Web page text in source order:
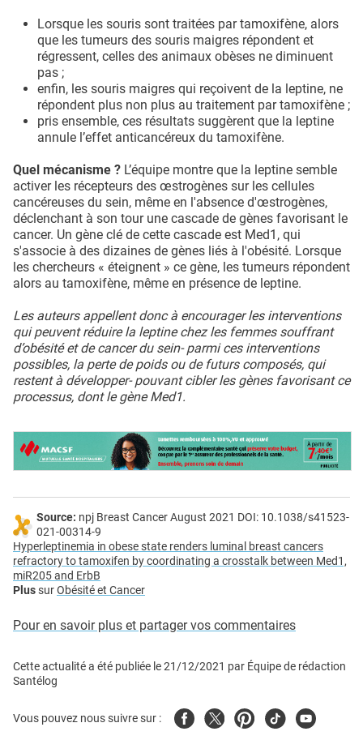
Lorsque les souris sont traitées par tamoxifène, alors
que les tumeurs des souris maigres répondent et
régressent, celles des animaux obèses ne diminuent
pas ;
enfin, les souris maigres qui reçoivent de la leptine, ne
répondent plus non plus au traitement par tamoxifène ;
pris ensemble, ces résultats suggèrent que la leptine
annule l’effet anticancéreux du tamoxifène.
Quel mécanisme ? L’équipe montre que la leptine semble
activer les récepteurs des œstrogènes sur les cellules
cancéreuses du sein, même en l'absence d'œstrogènes,
déclenchant à son tour une cascade de gènes favorisant le
cancer. Un gène clé de cette cascade est Med1, qui
s'associe à des dizaines de gènes liés à l'obésité. Lorsque
les chercheurs « éteignent » ce gène, les tumeurs répondent
alors au tamoxifène, même en présence de leptine.
Les auteurs appellent donc à encourager les interventions
qui peuvent réduire la leptine chez les femmes souffrant
d’obésité et de cancer du sein- parmi ces interventions
possibles, la perte de poids ou de futurs composés, qui
restent à développer- pouvant cibler les gènes favorisant ce
processus, dont le gène Med1.
Source: npj Breast Cancer August 2021 DOI: 10.1038/s41523-
021-00314-9
Hyperleptinemia in obese state renders luminal breast cancers
refractory to tamoxifen by coordinating a crosstalk between Med1,
miR205 and ErbB
PlussurObésité et Cancer
Pour en savoir plus et partager vos commentaires
Cette actualité a été publiée le21/12/2021 par Équipe de rédaction
Santélog
Vous pouvez nous suivre sur : FacebookTwitterPinterest
TiktokYoutube